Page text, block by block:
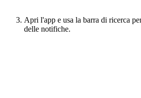
Apri l'app e usa la barra di ricerca
delle notifiche.